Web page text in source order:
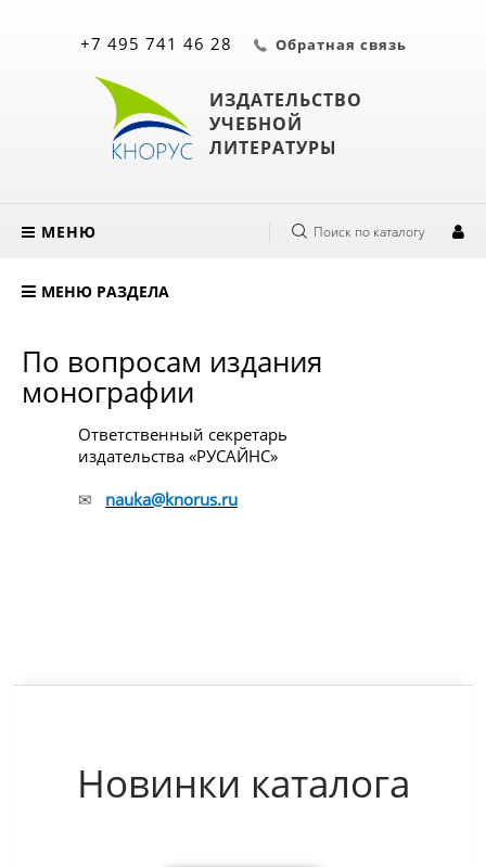
ИЗДАТЕЛЬСТВО
УЧЕБНОЙ
ЛИТЕРАТУРЫ
+7 495 741 46 28 Обратная связь
МЕНЮ Поиск по каталогу
МЕНЮ РАЗДЕЛА
По вопросам издания
монографии
Ответственный секретарь
издательства «РУСАЙНС»
✉
nauka@knorus.ru
Новинки каталога